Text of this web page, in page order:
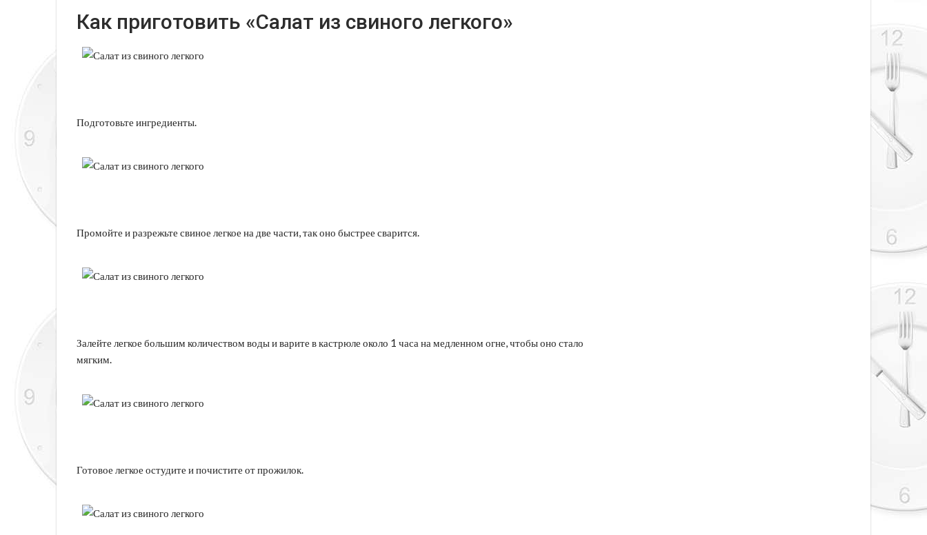
Как приготовить «Салат из свиного легкого»
Подготовьте ингредиенты.
Промойте и разрежьте свиное легкое на две части, так оно быстрее сварится.
Залейте легкое большим количеством воды и варите в кастрюле около 1 часа на медленном огне, чтобы оно стало
мягким.
Готовое легкое остудите и почистите от прожилок.